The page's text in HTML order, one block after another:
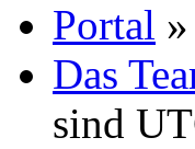
Portal »
Das
sind